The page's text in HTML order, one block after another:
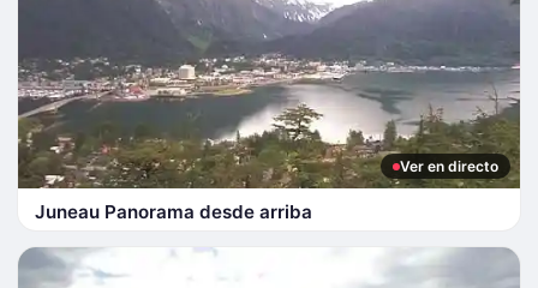
Ver en directo
Juneau Panorama desde arriba